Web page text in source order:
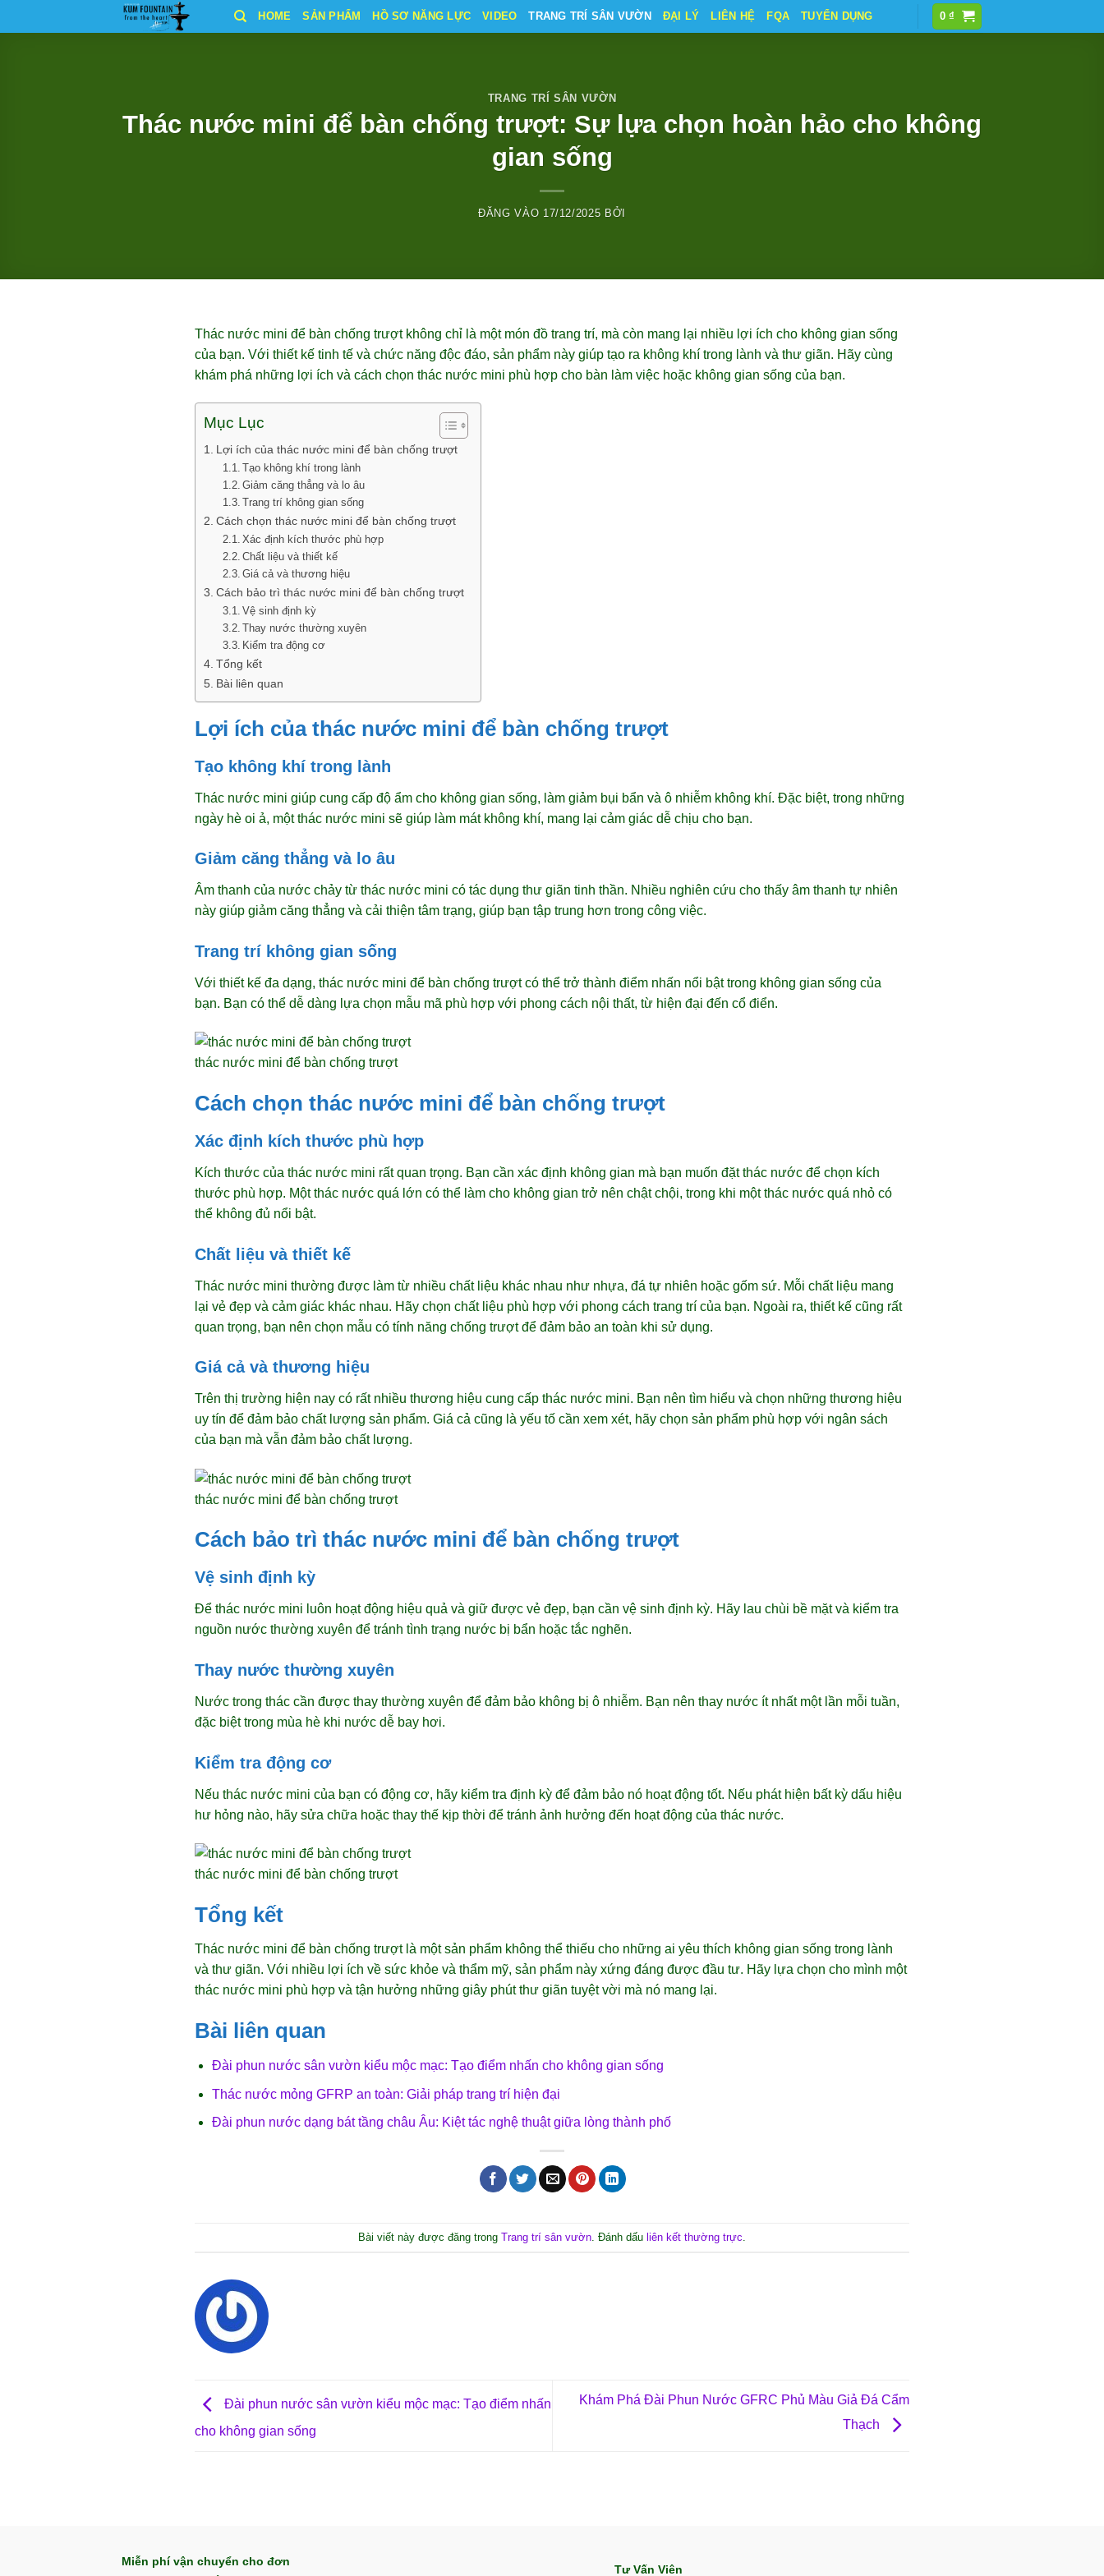
qua
HOME SẢN PHẨM HỒ SƠ NĂNG LỰC VIDEO TRANG TRÍ SÂN VƯỜN ĐẠI LÝ LIÊN HỆ FQA TUYỂN DỤNG 0₫
TRANG TRÍ SÂN VƯỜN
Thác nước mini để bàn chống trượt: Sự lựa chọn hoàn hảo cho không
gian sống
ĐĂNG VÀO 17/12/2025 BỞI
Thác nước mini để bàn chống trượt không chỉ là một món đồ trang trí, mà còn mang lại nhiều lợi ích cho không gian sống
của bạn. Với thiết kế tinh tế và chức năng độc đáo, sản phẩm này giúp tạo ra không khí trong lành và thư giãn. Hãy cùng
khám phá những lợi ích và cách chọn thác nước mini phù hợp cho bàn làm việc hoặc không gian sống của bạn.
Mục Lục
Lợi ích của thác nước mini để bàn chống trượt
Tạo không khí trong lành
Giảm căng thẳng và lo âu
Trang trí không gian sống
Cách chọn thác nước mini để bàn chống trượt
Xác định kích thước phù hợp
Chất liệu và thiết kế
Giá cả và thương hiệu
Cách bảo trì thác nước mini để bàn chống trượt
Vệ sinh định kỳ
Thay nước thường xuyên
Kiểm tra động cơ
Tổng kết
Bài liên quan
Lợi ích của thác nước mini để bàn chống trượt
Tạo không khí trong lành
Thác nước mini giúp cung cấp độ ẩm cho không gian sống, làm giảm bụi bẩn và ô nhiễm không khí. Đặc biệt, trong những
ngày hè oi ả, một thác nước mini sẽ giúp làm mát không khí, mang lại cảm giác dễ chịu cho bạn.
Giảm căng thẳng và lo âu
Âm thanh của nước chảy từ thác nước mini có tác dụng thư giãn tinh thần. Nhiều nghiên cứu cho thấy âm thanh tự nhiên
này giúp giảm căng thẳng và cải thiện tâm trạng, giúp bạn tập trung hơn trong công việc.
Trang trí không gian sống
Với thiết kế đa dạng, thác nước mini để bàn chống trượt có thể trở thành điểm nhấn nổi bật trong không gian sống của
bạn. Bạn có thể dễ dàng lựa chọn mẫu mã phù hợp với phong cách nội thất, từ hiện đại đến cổ điển.
thác nước mini để bàn chống trượt
Cách chọn thác nước mini để bàn chống trượt
Xác định kích thước phù hợp
Kích thước của thác nước mini rất quan trọng. Bạn cần xác định không gian mà bạn muốn đặt thác nước để chọn kích
thước phù hợp. Một thác nước quá lớn có thể làm cho không gian trở nên chật chội, trong khi một thác nước quá nhỏ có
thể không đủ nổi bật.
Chất liệu và thiết kế
Thác nước mini thường được làm từ nhiều chất liệu khác nhau như nhựa, đá tự nhiên hoặc gốm sứ. Mỗi chất liệu mang
lại vẻ đẹp và cảm giác khác nhau. Hãy chọn chất liệu phù hợp với phong cách trang trí của bạn. Ngoài ra, thiết kế cũng rất
quan trọng, bạn nên chọn mẫu có tính năng chống trượt để đảm bảo an toàn khi sử dụng.
Giá cả và thương hiệu
Trên thị trường hiện nay có rất nhiều thương hiệu cung cấp thác nước mini. Bạn nên tìm hiểu và chọn những thương hiệu
uy tín để đảm bảo chất lượng sản phẩm. Giá cả cũng là yếu tố cần xem xét, hãy chọn sản phẩm phù hợp với ngân sách
của bạn mà vẫn đảm bảo chất lượng.
thác nước mini để bàn chống trượt
Cách bảo trì thác nước mini để bàn chống trượt
Vệ sinh định kỳ
Để thác nước mini luôn hoạt động hiệu quả và giữ được vẻ đẹp, bạn cần vệ sinh định kỳ. Hãy lau chùi bề mặt và kiểm tra
nguồn nước thường xuyên để tránh tình trạng nước bị bẩn hoặc tắc nghẽn.
Thay nước thường xuyên
Nước trong thác cần được thay thường xuyên để đảm bảo không bị ô nhiễm. Bạn nên thay nước ít nhất một lần mỗi tuần,
đặc biệt trong mùa hè khi nước dễ bay hơi.
Kiểm tra động cơ
Nếu thác nước mini của bạn có động cơ, hãy kiểm tra định kỳ để đảm bảo nó hoạt động tốt. Nếu phát hiện bất kỳ dấu hiệu
hư hỏng nào, hãy sửa chữa hoặc thay thế kịp thời để tránh ảnh hưởng đến hoạt động của thác nước.
thác nước mini để bàn chống trượt
Tổng kết
Thác nước mini để bàn chống trượt là một sản phẩm không thể thiếu cho những ai yêu thích không gian sống trong lành
và thư giãn. Với nhiều lợi ích về sức khỏe và thẩm mỹ, sản phẩm này xứng đáng được đầu tư. Hãy lựa chọn cho mình một
thác nước mini phù hợp và tận hưởng những giây phút thư giãn tuyệt vời mà nó mang lại.
Bài liên quan
Đài phun nước sân vườn kiểu mộc mạc: Tạo điểm nhấn cho không gian sống
Thác nước mỏng GFRP an toàn: Giải pháp trang trí hiện đại
Đài phun nước dạng bát tầng châu Âu: Kiệt tác nghệ thuật giữa lòng thành phố
Bài viết này được đăng trong Trang trí sân vườn . Đánh dấu liên kết thường trực
Đài phun nước sân vườn kiểu mộc mạc: Tạo điểm nhấn
cho không gian sống
Khám Phá Đài Phun Nước GFRC Phủ Màu Giả Đá Cẩm
Thạch
Miễn phí vận chuyển cho đơn
Tư Vấn Viên